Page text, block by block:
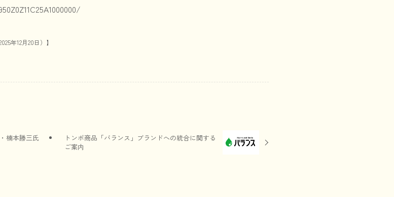
年12月20日）】
楠本勝三氏
トンボ商品「バランス」ブランドへの統合に関する
ご案内